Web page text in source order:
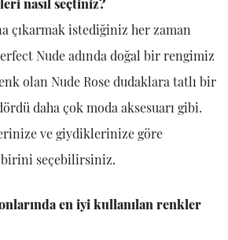
nasıl seçtiniz?
çıkarmak istediğiniz her zaman
Nude adında doğal bir rengimiz
olan Nude Rose dudaklara tatlı bir
daha çok moda aksesuarı gibi.
ve giydiklerinize göre
seçebilirsiniz.
en iyi kullanılan renkler